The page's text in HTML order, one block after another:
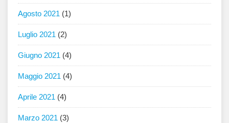
Agosto 2021 (1)
Luglio 2021 (2)
Giugno 2021 (4)
Maggio 2021 (4)
Aprile 2021 (4)
Marzo 2021 (3)